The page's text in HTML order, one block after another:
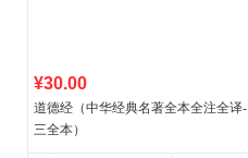
¥30.00
道德经（中华经典名著全本全注全译-
三全本）